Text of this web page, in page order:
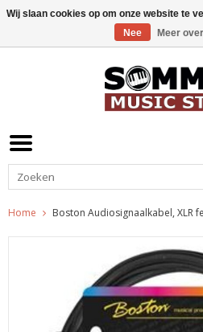
Home Boston Audiosignaalkabel, XLR
Wij slaan cookies op om onze website te
Nee
Meer